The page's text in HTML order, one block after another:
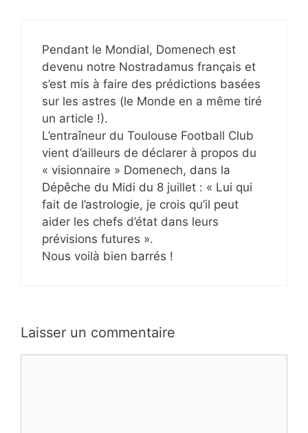
Pendant le Mondial, Domenech est
devenu notre Nostradamus français et
s’est mis à faire des prédictions basées
sur les astres (le Monde en a même tiré
un article !).
L’entraîneur du Toulouse Football Club
vient d’ailleurs de déclarer à propos du
« visionnaire » Domenech, dans la
Dépêche du Midi du 8 juillet : « Lui qui
fait de l’astrologie, je crois qu’il peut
aider les chefs d’état dans leurs
prévisions futures ».
Nous voilà bien barrés !
Laisser un commentaire